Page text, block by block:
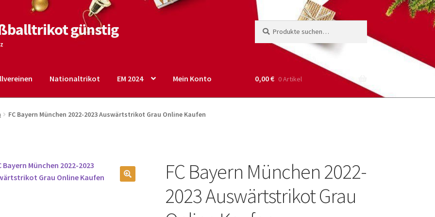
günstig
nach:
Nationaltrikot EM 2024 Mein Konto
Shop Startseite – English Warenkorb
0,00€ 0 Artikel
FC Bayern München 2022-2023 Auswärtstrikot Grau Online Kaufen
FC Bayern München 2022-
2023 Auswärtstrikot Grau